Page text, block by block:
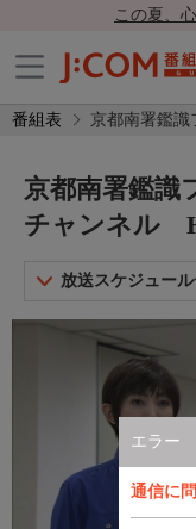
この夏、
番組表 京都南署鑑
エラー
通信に
京都南署鑑識
チャンネル
放送スケジュー